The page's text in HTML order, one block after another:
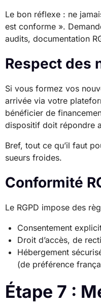
Le bon réflexe : ne
est conforme ».
audits, documentation
Respect des
Si vous formez vos
arrivée via votre
bénéficier de
dispositif doit répondre
Bref, tout ce qu’il faut
sueurs froides.
Conformité
Le RGPD impose des
Consentement
Droit d’accès, de
Hébergement
(de préférence
Étape 7 :